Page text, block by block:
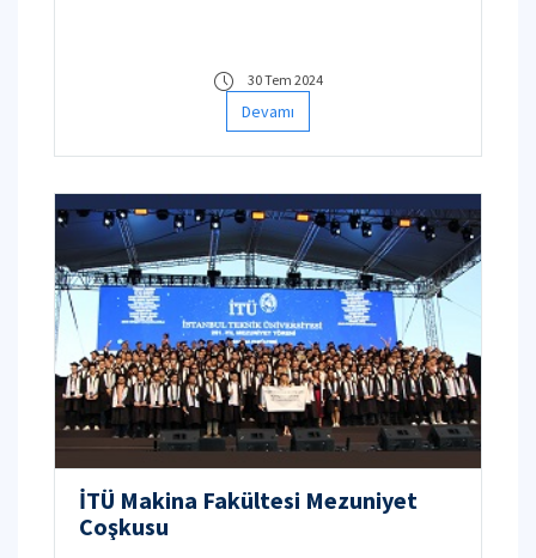
30 Tem 2024
Devamı
İTÜ Makina Fakültesi Mezuniyet
Coşkusu